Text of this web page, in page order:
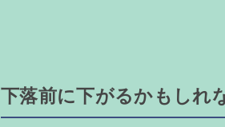
下落前に下がるかもしれ